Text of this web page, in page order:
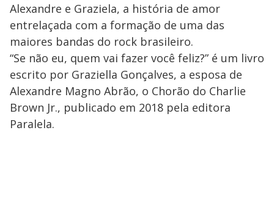
Alexandre e Graziela, a história de amor
entrelaçada com a formação de uma das
maiores bandas do rock brasileiro.
“Se não eu, quem vai fazer você feliz?” é um livro
escrito por Graziella Gonçalves, a esposa de
Alexandre Magno Abrão, o Chorão do Charlie
Brown Jr., publicado em 2018 pela editora
Paralela.